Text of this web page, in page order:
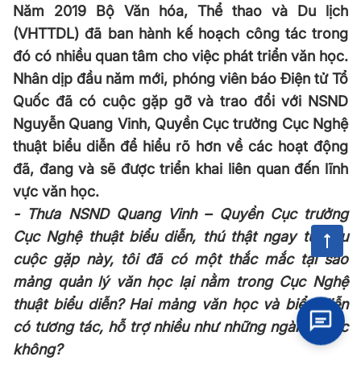
Năm 2019 Bộ Văn hóa, Thể thao và Du lịch
(VHTTDL) đã ban hành kế hoạch công tác trong
đó có nhiều quan tâm cho việc phát triển văn học.
Nhân dịp đầu năm mới, phóng viên báo Điện tử Tổ
Quốc đã có cuộc gặp gỡ và trao đổi với NSND
Nguyễn Quang Vinh, Quyền Cục trưởng Cục Nghệ
thuật biểu diễn để hiểu rõ hơn về các hoạt động
đã, đang và sẽ được triển khai liên quan đến lĩnh
vực văn học.
- Thưa NSND Quang Vinh – Quyền Cục trưởng
Cục Nghệ thuật biểu diễn, thú thật ngay từ đầu
cuộc gặp này, tôi đã có một thắc mắc tại sao
mảng quản lý văn học lại nằm trong Cục Nghệ
thuật biểu diễn? Hai mảng văn học và biểu diễn
có tương tác, hỗ trợ nhiều như những ngành khác
không?